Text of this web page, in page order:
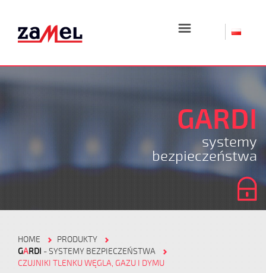
☰
GARDI
systemy
bezpieczeństwa
HOME
PRODUKTY
GARDI - SYSTEMY BEZPIECZEŃSTWA
CZUJNIKI TLENKU WĘGLA, GAZU I DYMU